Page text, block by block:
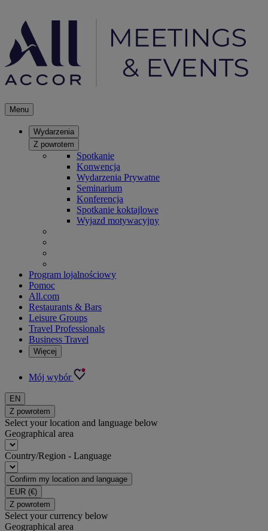
Menu
Wydarzenia
Z powrotem
Spotkanie
Konwencja
Wydarzenia Prywatne
Seminarium
Konferencja
Spotkanie koktajlowe
Wyjazd motywacyjny
Program lojalnościowy
Pomoc
All.com
Restaurants & Bars
Leisure Groups
Travel Professionals
Business Travel
Więcej
Mój wybór
EN
Z powrotem
Select your location and language below
Geographical area
Country/Region - Language
Confirm my location and language
EUR (€)
Z powrotem
Select your currency below
Geographical area